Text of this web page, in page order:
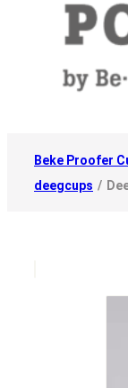
Beke Proofer
deegcups /